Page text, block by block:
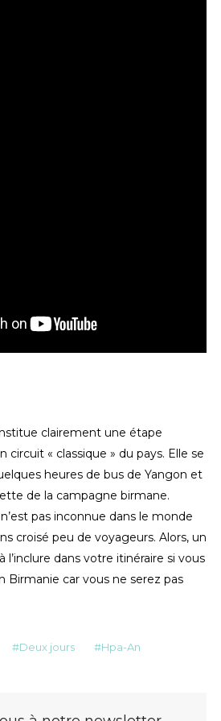
clairement une étape
circuit « classique » du pays. Elle se
heures de bus de Yangon et
de la campagne birmane.
pas inconnue dans le monde
croisé peu de voyageurs. Alors, un
l’inclure dans votre itinéraire si vous
Birmanie car vous ne serez pas
Deux jours Hpa-An